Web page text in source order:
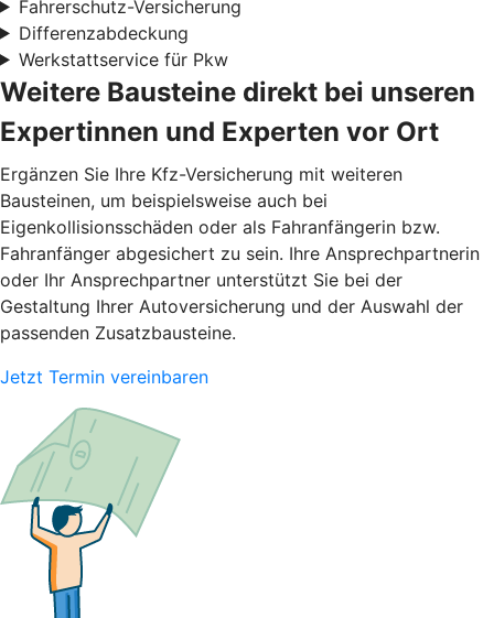
Fahrerschutz-Versicherung
Differenzabdeckung
Werkstattservice für Pkw
Weitere Bausteine direkt bei unseren
Expertinnen und Experten vor Ort
Ergänzen Sie Ihre Kfz-Versicherung mit weiteren
Bausteinen, um beispielsweise auch bei
Eigenkollisionsschäden oder als Fahranfängerin bzw.
Fahranfänger abgesichert zu sein. Ihre Ansprechpartnerin
oder Ihr Ansprechpartner unterstützt Sie bei der
Gestaltung Ihrer Autoversicherung und der Auswahl der
passenden Zusatzbausteine.
Jetzt Termin vereinbaren